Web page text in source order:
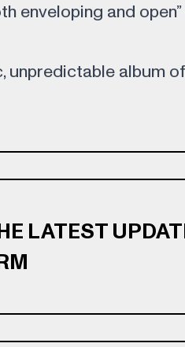
enveloping and
unpredictable album
LATEST